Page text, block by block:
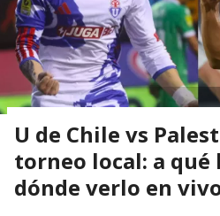
U de Chile vs
torneo local: a qué
dónde verlo en